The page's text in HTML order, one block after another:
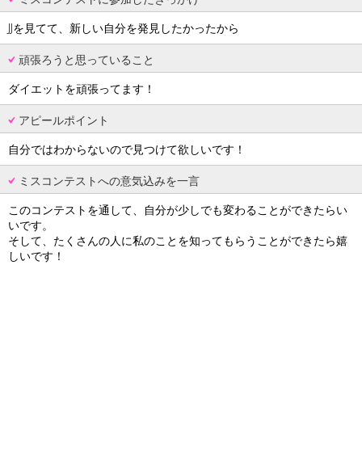
JJを見てて、新しい自分を発見したかったから
頑張ろうと思っていること
ダイエットを頑張ってます！
アピールポイント
自分ではわからないので見つけて欲しいです！
ミスコンテストへの意気込みを一言
このコンテストを通して、自分が少しでも変わることができたらい
いです。
そして、たくさんの人に私のことを知ってもらうことができたら嬉
しいです！